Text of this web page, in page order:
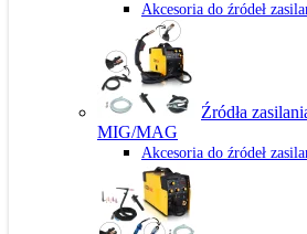
Akcesoria do źródeł
Źródła
MIG/MAG
Akcesoria do źródeł